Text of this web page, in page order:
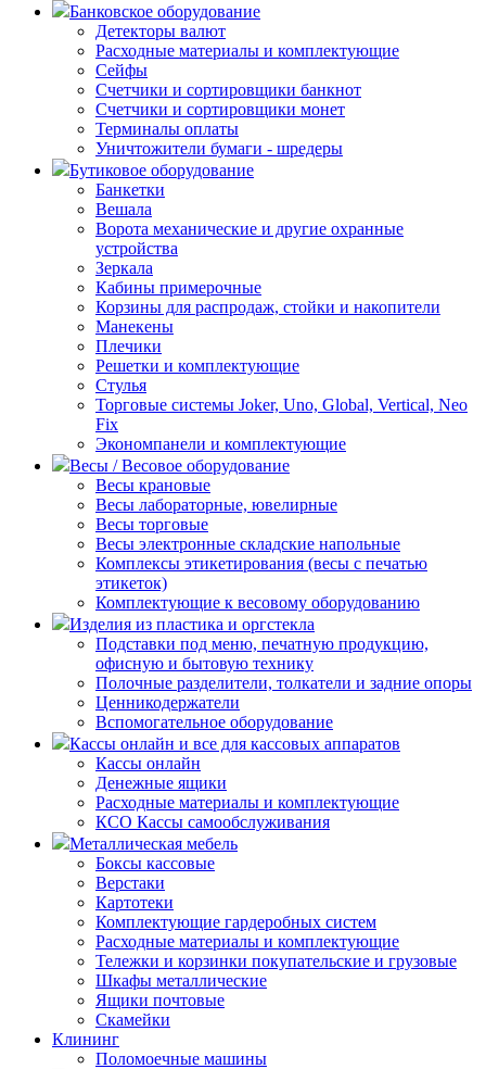
Банковское оборудование
Детекторы валют
Расходные материалы и комплектующие
Сейфы
Счетчики и сортировщики банкнот
Счетчики и сортировщики монет
Терминалы оплаты
Уничтожители бумаги - шредеры
Бутиковое оборудование
Банкетки
Вешала
Ворота механические и другие охранные
устройства
Зеркала
Кабины примерочные
Корзины для распродаж, стойки и накопители
Манекены
Плечики
Решетки и комплектующие
Стулья
Торговые системы Joker, Uno, Global, Vertical, Neo
Fix
Экономпанели и комплектующие
Весы / Весовое оборудование
Весы крановые
Весы лабораторные, ювелирные
Весы торговые
Весы электронные складские напольные
Комплексы этикетирования (весы с печатью
этикеток)
Комплектующие к весовому оборудованию
Изделия из пластика и оргстекла
Подставки под меню, печатную продукцию,
офисную и бытовую технику
Полочные разделители, толкатели и задние опоры
Ценникодержатели
Вспомогательное оборудование
Кассы онлайн и все для кассовых аппаратов
Кассы онлайн
Денежные ящики
Расходные материалы и комплектующие
КСО Кассы самообслуживания
Металлическая мебель
Боксы кассовые
Верстаки
Картотеки
Комплектующие гардеробных систем
Расходные материалы и комплектующие
Тележки и корзинки покупательские и грузовые
Шкафы металлические
Ящики почтовые
Скамейки
Клининг
Поломоечные машины